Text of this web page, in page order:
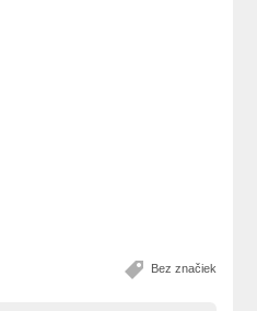
Bez značiek